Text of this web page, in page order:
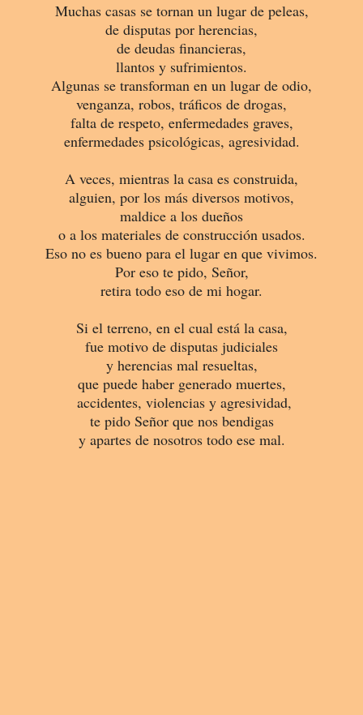
Muchas casas se tornan un lugar de peleas,
de disputas por herencias,
de deudas financieras,
llantos y sufrimientos.
Algunas se transforman en un lugar de odio,
venganza, robos, tráficos de drogas,
falta de respeto, enfermedadesgraves,
enfermedades psicológicas, agresividad.
A veces, mientras la casa es construida,
alguien, por los más diversos motivos,
maldice a los dueños
o a los materiales de construcción usados.
Eso no es bueno para el lugar en que vivimos.
Por eso te pido, Señor,
retira todo eso de mi hogar.
Si el terreno, en el cual está la casa,
fue motivo de disputas judiciales
y herencias mal resueltas,
que puede haber generado muertes,
accidentes, violencias y agresividad,
te pido Señor que nos bendigas
y apartes de nosotros todo ese mal.